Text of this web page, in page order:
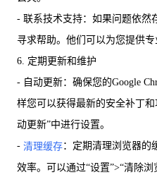
- 联系技术支持：如果问题依然
寻求帮助。他们可以为您提供专
6. 定期更新和维护
- 自动更新：确保您的Google
样您可以获得最新的安全补丁和
动更新”中进行设置。
- 清理缓存：定期清理浏览器的
效率。可以通过“设置”>“清除浏